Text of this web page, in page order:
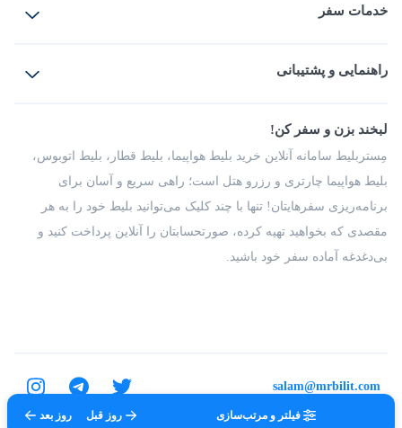
فیلتر و مرتب‌سازی روز قبل روز بعد
خدمات سفر
بلیط قطار
راهنمایی و پشتیبانی
شرایط و مقررات
راهکار سازمانی
فرصت‌های شغلی
درباره ما
لبخند بزن و سفر کن!
مِستربلیط سامانه آنلاین خرید بلیط هواپیما، بلیط قطار، بلیط اتوبوس،
بلیط هواپیما چارتری و رزرو هتل است؛ راهی سریع و آسان برای
برنامه‌ریزی سفرهایتان! تنها با چند کلیک می‌توانید بلیط خود را به هر
مقصدی که بخواهید تهیه کرده، صورتحسابتان را آنلاین پرداخت کنید و
بی‌دغدغه آماده سفر خود باشید.
تمامی حقوق برای شرکت عتیق گشت اصفهان محفوظ است.
salam@mrbilit.com